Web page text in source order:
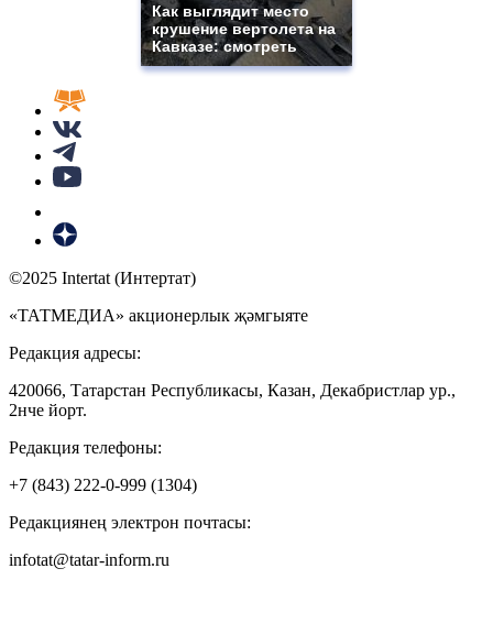
Как выглядит место
крушение вертолета на
Кавказе: смотреть
©2025 Intertat (Интертат)
«ТАТМЕДИА» акционерлык җәмгыяте
Редакция адресы:
420066, Татарстан Республикасы, Казан, Декабристлар ур.,
2нче йорт.
Редакция телефоны:
+7 (843) 222-0-999 (1304)
Редакциянең электрон почтасы:
infotat@tatar-inform.ru